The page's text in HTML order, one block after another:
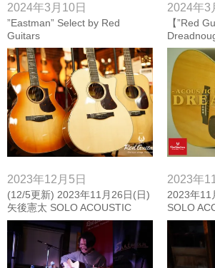
2024年3月10日
”Eastman” Select by Red
Guitars
2024年3
【”Red
ト）全モ
【
2023年12月5日
(12/5更新) 2023年11月26日(日)
矢後憲太 SOLO ACOUSTIC
GUITAR LIVE featuring …
OGINO GUITARS & Eastman
Guitars【ムービー＆フォトレポ
ート】②
2023年
2023年11
SOLO
featuring
Eastman
ト】①